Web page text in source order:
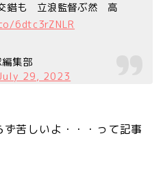
錯も 立浪監督ぶ然 高
6dtc3rZNLR
集部
29, 2023
苦しいよ・・・って記事